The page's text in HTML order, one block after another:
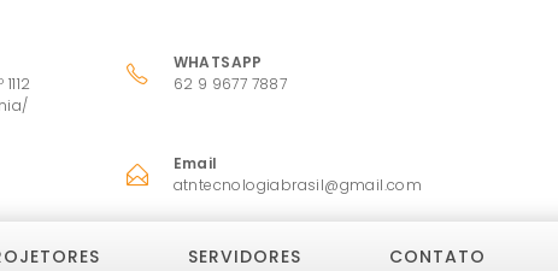
WHATSAPP
62 9 9677 7887
Email
atntecnologiabrasil@gmail.com
SERVIDORES CONTATO